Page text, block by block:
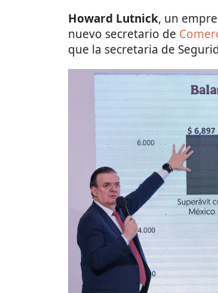
Howard Lutnick, un
nuevo secretario de
que la secretaria de